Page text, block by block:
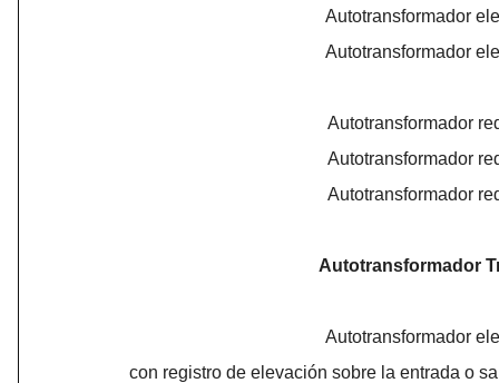
Autotransformador
Autotransformador
Autotransformador
Autotransformador
Autotransformador
Autotransformador
Autotransformador
con registro de elevación sobre la entrada o